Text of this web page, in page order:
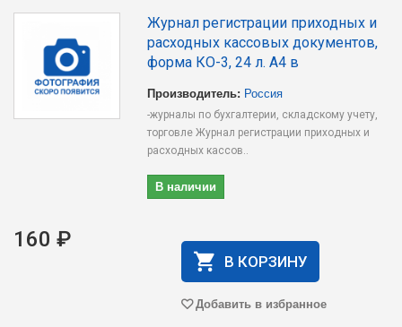
Журнал регистрации приходных и
расходных кассовых документов,
форма КО-3, 24 л. А4 в
Производитель: Россия
-журналы по бухгалтерии, складскому учету,
торговле Журнал регистрации приходных и
расходных кассов..
В наличии
160 ₽
В КОРЗИНУ
Добавить в избранное